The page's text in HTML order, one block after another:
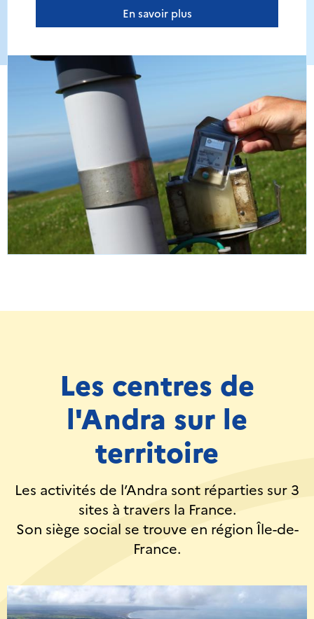
En savoir plus
Les centres de
l'Andra sur le
territoire
Les activités de l’Andra sont réparties sur 3
sites à travers la France.
Son siège social se trouve en région Île-de-
France.